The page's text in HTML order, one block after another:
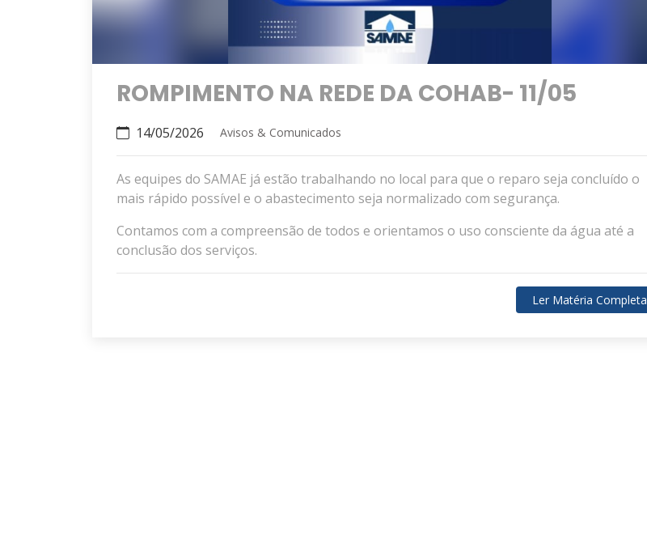
ROMPIMENTO NA REDE DA COHAB- 11/05
14/05/2026 Avisos & Comunicados
As equipes do SAMAE já estão trabalhando no local para que o reparo seja concluído o
mais rápido possível e o abastecimento seja normalizado com segurança.
Contamos com a compreensão de todos e orientamos o uso consciente da água até a
conclusão dos serviços.
Ler Matéria Completa